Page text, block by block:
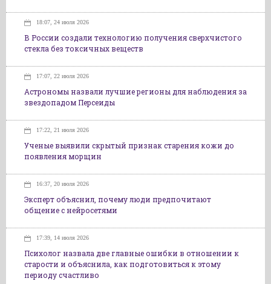
18:07, 24 июля 2026
В России создали технологию получения сверхчистого
стекла без токсичных веществ
17:07, 22 июля 2026
Астрономы назвали лучшие регионы для наблюдения за
звездопадом Персеиды
17:22, 21 июля 2026
Ученые выявили скрытый признак старения кожи до
появления морщин
16:37, 20 июля 2026
Эксперт объяснил, почему люди предпочитают
общение с нейросетями
17:39, 14 июля 2026
Психолог назвала две главные ошибки в отношении к
старости и объяснила, как подготовиться к этому
периоду счастливо